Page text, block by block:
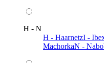
H - N
H - HaarnetzI -
MachorkaN -